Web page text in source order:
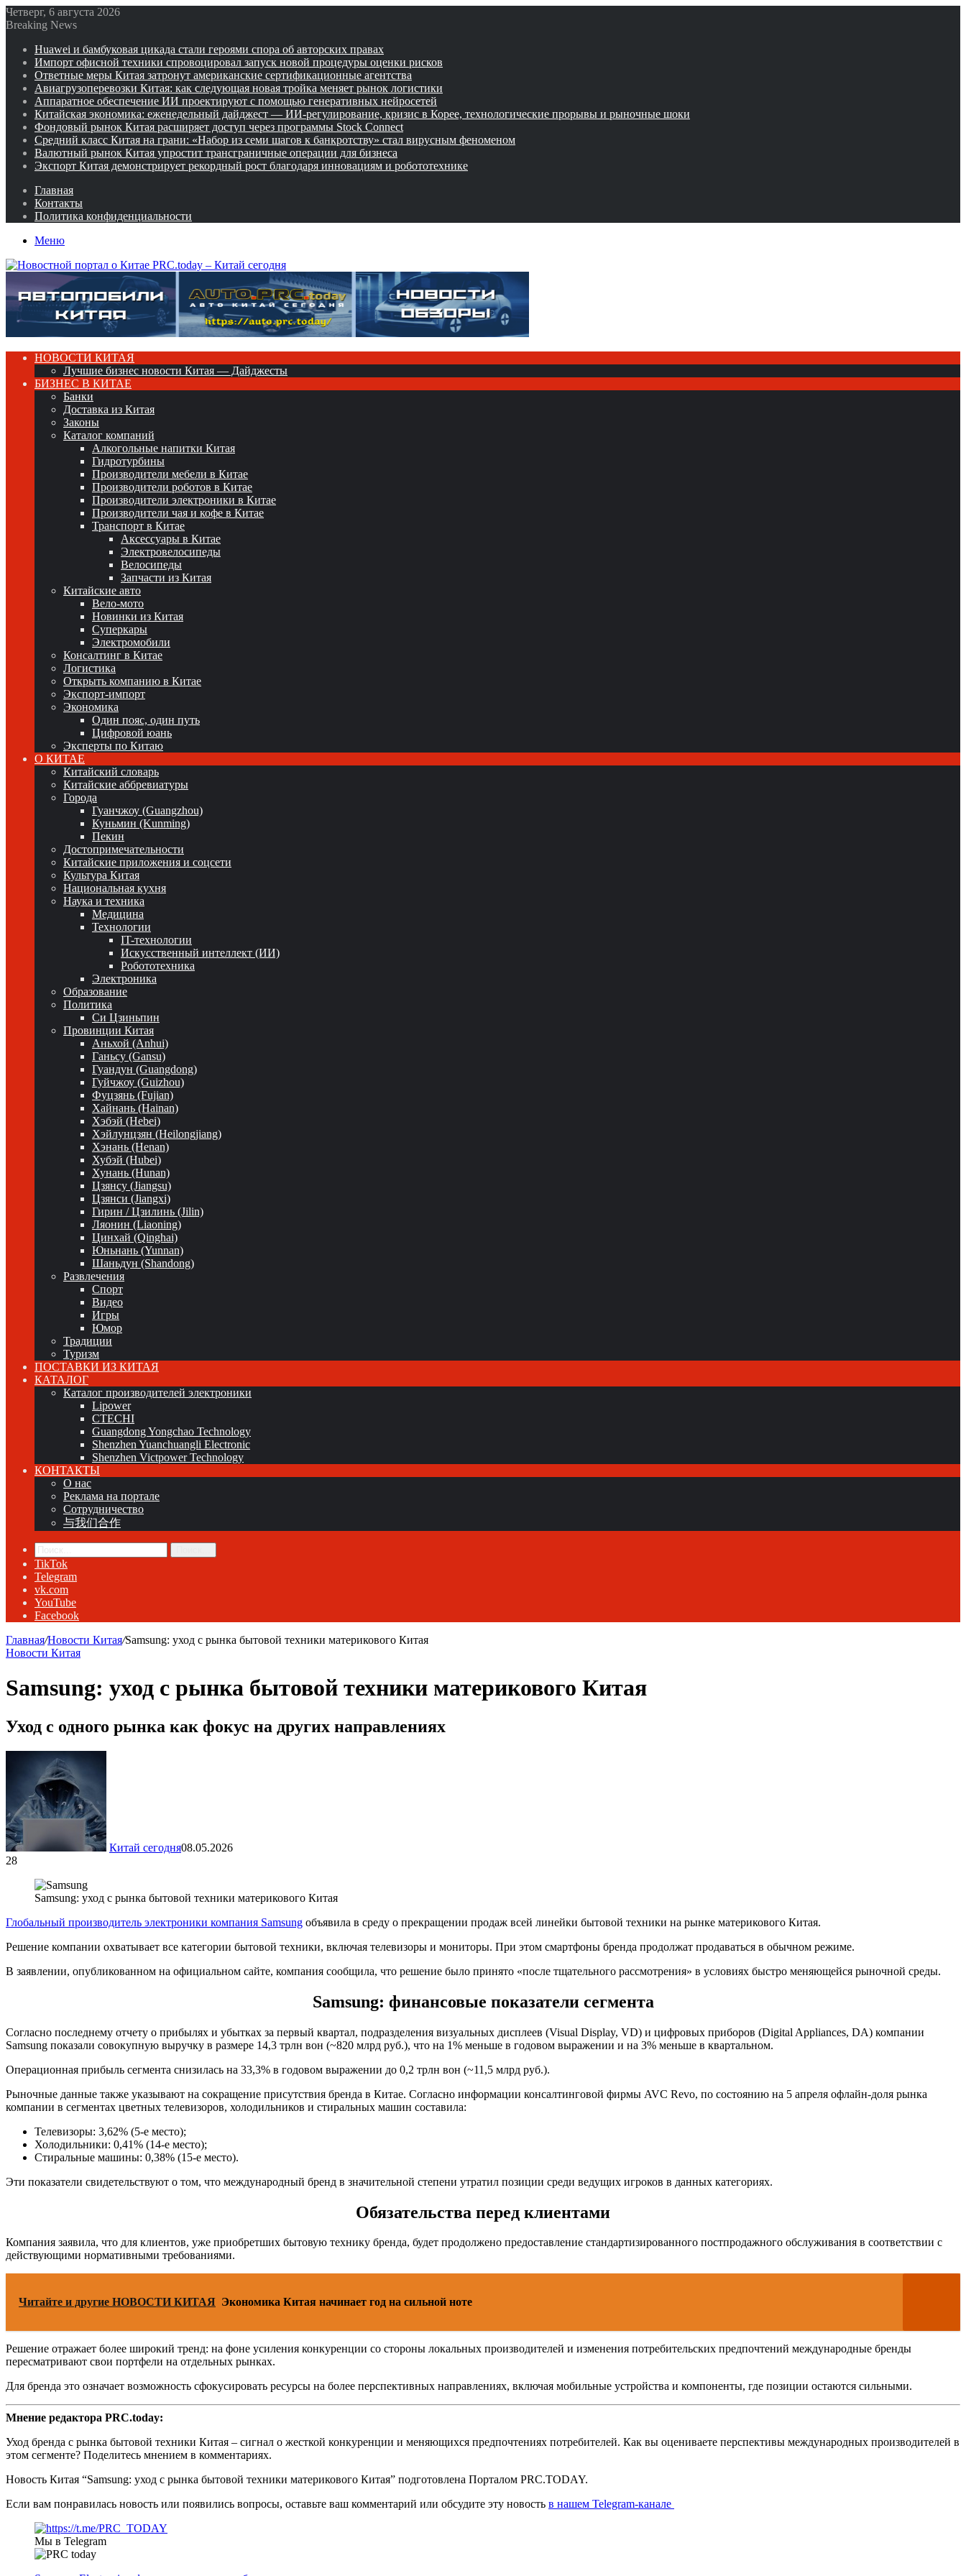
Четверг, 6 августа 2026
Breaking News
Huawei и бамбуковая цикада стали героями спора об авторских правах
Импорт офисной техники спровоцировал запуск новой процедуры оценки рисков
Ответные меры Китая затронут американские сертификационные агентства
Авиагрузоперевозки Китая: как следующая новая тройка меняет рынок логистики
Аппаратное обеспечение ИИ проектируют с помощью генеративных нейросетей
Китайская экономика: еженедельный дайджест — ИИ-регулирование, кризис в Корее, технологические прорывы и рыночные шоки
Фондовый рынок Китая расширяет доступ через программы Stock Connect
Средний класс Китая на грани: «Набор из семи шагов к банкротству» стал вирусным феноменом
Валютный рынок Китая упростит трансграничные операции для бизнеса
Экспорт Китая демонстрирует рекордный рост благодаря инновациям и робототехнике
Главная
Контакты
Политика конфиденциальности
Меню
НОВОСТИ КИТАЯ
Лучшие бизнес новости Китая — Дайджесты
БИЗНЕС В КИТАЕ
Банки
Доставка из Китая
Законы
Каталог компаний
Алкогольные напитки Китая
Гидротурбины
Производители мебели в Китае
Производители роботов в Китае
Производители электроники в Китае
Производители чая и кофе в Китае
Транспорт в Китае
Аксессуары в Китае
Электровелосипеды
Велосипеды
Запчасти из Китая
Китайские авто
Вело-мото
Новинки из Китая
Суперкары
Электромобили
Консалтинг в Китае
Логистика
Открыть компанию в Китае
Экспорт-импорт
Экономика
Один пояс, один путь
Цифровой юань
Эксперты по Китаю
О КИТАЕ
Китайский словарь
Китайские аббревиатуры
Города
Гуанчжоу (Guangzhou)
Куньмин (Kunming)
Пекин
Достопримечательности
Китайские приложения и соцсети
Культура Китая
Национальная кухня
Наука и техника
Медицина
Технологии
IT-технологии
Искусственный интеллект (ИИ)
Робототехника
Электроника
Образование
Политика
Си Цзиньпин
Провинции Китая
Аньхой (Anhui)
Ганьсу (Gansu)
Гуандун (Guangdong)
Гуйчжоу (Guizhou)
Фуцзянь (Fujian)
Хайнань (Hainan)
Хэбэй (Hebei)
Хэйлунцзян (Heilongjiang)
Хэнань (Henan)
Хубэй (Hubei)
Хунань (Hunan)
Цзянсу (Jiangsu)
Цзянси (Jiangxi)
Гирин / Цзилинь (Jilin)
Ляонин (Liaoning)
Цинхай (Qinghai)
Юньнань (Yunnan)
Шаньдун (Shandong)
Развлечения
Спорт
Видео
Игры
Юмор
Традиции
Туризм
ПОСТАВКИ ИЗ КИТАЯ
КАТАЛОГ
Каталог производителей электроники
Lipower
CTECHI
Guangdong Yongchao Technology
Shenzhen Yuanchuangli Electronic
Shenzhen Victpower Technology
КОНТАКТЫ
О нас
Реклама на портале
Сотрудничество
与我们合作
TikTok
Telegram
vk.com
YouTube
Facebook
Главная/Новости Китая/Samsung: уход с рынка бытовой техники материкового Китая
Новости Китая
Samsung: уход с рынка бытовой техники материкового Китая
Уход с одного рынка как фокус на других направлениях
Китай сегодня08.05.2026
28
Samsung: уход с рынка бытовой техники материкового Китая
Глобальный производитель электроники компания Samsung объявила в среду о прекращении продаж всей линейки бытовой техники на рынке материкового Китая.
Решение компании охватывает все категории бытовой техники, включая телевизоры и мониторы. При этом смартфоны бренда продолжат продаваться в обычном режиме.
В заявлении, опубликованном на официальном сайте, компания сообщила, что решение было принято «после тщательного рассмотрения» в условиях быстро меняющейся рыночной среды.
Samsung: финансовые показатели сегмента
Согласно последнему отчету о прибылях и убытках за первый квартал, подразделения визуальных дисплеев (Visual Display, VD) и цифровых приборов (Digital Appliances, DA) компании
Samsung показали совокупную выручку в размере 14,3 трлн вон (~820 млрд руб.), что на 1% меньше в годовом выражении и на 3% меньше в квартальном.
Операционная прибыль сегмента снизилась на 33,3% в годовом выражении до 0,2 трлн вон (~11,5 млрд руб.).
Рыночные данные также указывают на сокращение присутствия бренда в Китае. Согласно информации консалтинговой фирмы AVC Revo, по состоянию на 5 апреля офлайн-доля рынка
компании в сегментах цветных телевизоров, холодильников и стиральных машин составила:
Телевизоры: 3,62% (5-е место);
Холодильники: 0,41% (14-е место);
Стиральные машины: 0,38% (15-е место).
Эти показатели свидетельствуют о том, что международный бренд в значительной степени утратил позиции среди ведущих игроков в данных категориях.
Обязательства перед клиентами
Компания заявила, что для клиентов, уже приобретших бытовую технику бренда, будет продолжено предоставление стандартизированного постпродажного обслуживания в соответствии с
действующими нормативными требованиями.
Читайте и другие НОВОСТИ КИТАЯ Экономика Китая начинает год на сильной ноте
Решение отражает более широкий тренд: на фоне усиления конкуренции со стороны локальных производителей и изменения потребительских предпочтений международные бренды
пересматривают свои портфели на отдельных рынках.
Для бренда это означает возможность сфокусировать ресурсы на более перспективных направлениях, включая мобильные устройства и компоненты, где позиции остаются сильными.
Мнение редактора PRC.today:
Уход бренда с рынка бытовой техники Китая – сигнал о жесткой конкуренции и меняющихся предпочтениях потребителей. Как вы оцениваете перспективы международных производителей в
этом сегменте? Поделитесь мнением в комментариях.
Новость Китая “Samsung: уход с рынка бытовой техники материкового Китая” подготовлена Порталом PRC.TODAY.
Если вам понравилась новость или появились вопросы, оставьте ваш комментарий или обсудите эту новость в нашем Telegram-канале
Мы в Telegram